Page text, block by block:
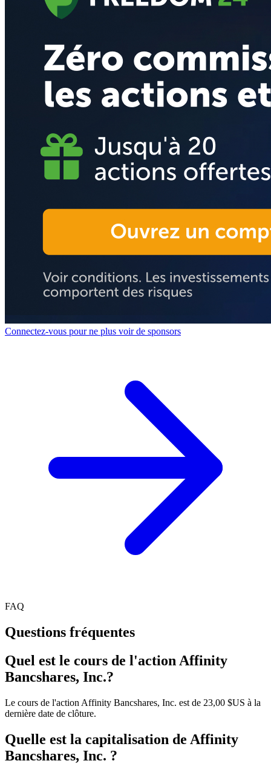
Connectez-vous pour ne plus voir de sponsors
FAQ
Questions fréquentes
Quel est le cours de l'action Affinity
Bancshares, Inc.?
Le cours de l'action Affinity Bancshares, Inc. est de 23,00 $US à la
dernière date de clôture.
Quelle est la capitalisation de Affinity
Bancshares, Inc. ?